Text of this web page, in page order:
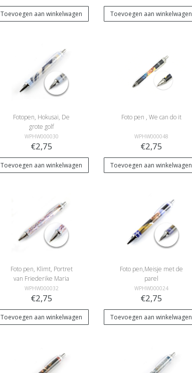
Toevoegen aan winkelwagen Toevoegen aan winkelwagen
Fotopen, Hokusai, De
grote golf
WPHW000030
€2,75
Toevoegen aan winkelwagen
Foto pen , We can do it
WPHW000048
€2,75
Toevoegen aan winkelwagen
Foto pen, Klimt, Portret
van Friederike Maria
Beer
WPHW000032
€2,75
Toevoegen aan winkelwagen
Foto pen,Meisje met de
parel
WPHW000024
€2,75
Toevoegen aan winkelwagen